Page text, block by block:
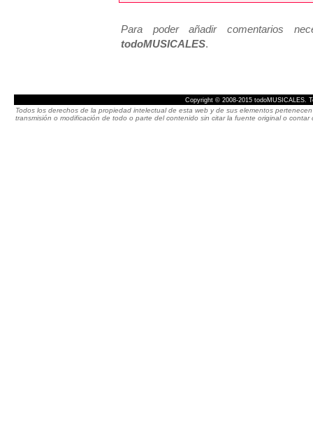
Para poder añadir comentarios
todoMUSICALES.
Copyright © 2008-2015 todoMUSICALES.
Todos los derechos de la propiedad intelectual de esta web y de sus elementos
transmisión o modificación de todo o parte del contenido sin citar la fuente original o